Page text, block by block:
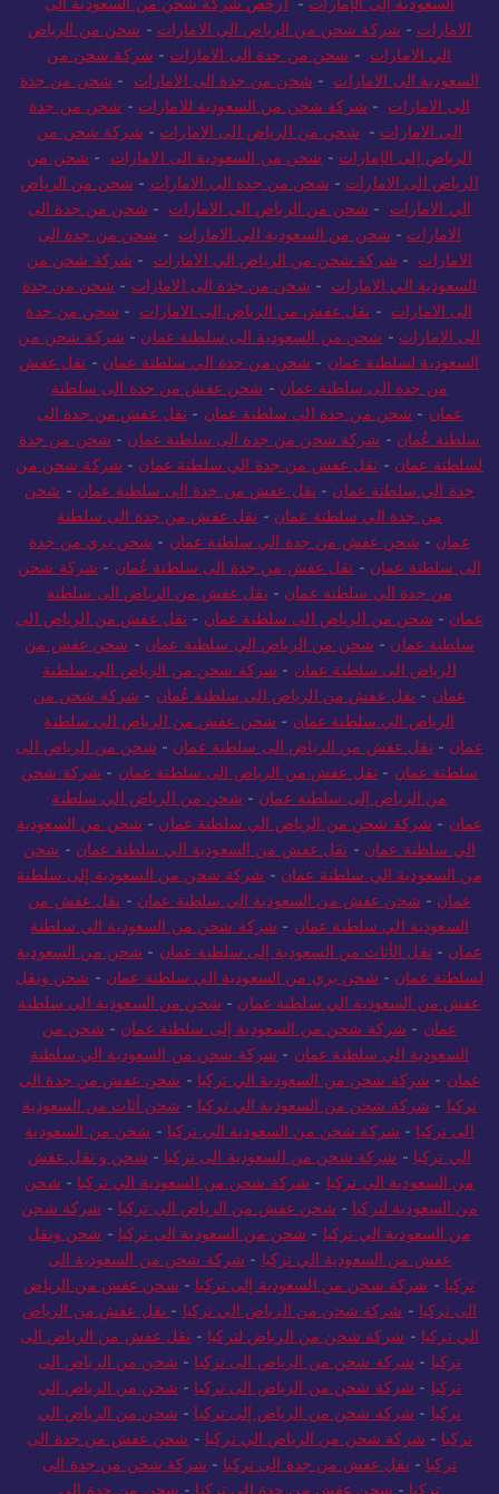
الامارات - شركة شحن من الرياض الي الامارات - شحن من الرياض
الي الامارات - شحن من جدة الى الامارات - شركة شحن من
السعودية الى الامارات - شحن من جدة الى الامارات - شحن من جدة
الى الامارات - شركة شحن من السعودية للامارات - شحن من جدة
الى الامارات - شحن من الرياض الى الامارات - شركة شحن من
الرياض إلى الإمارات - شحن من السعودية الى الامارات - شحن من
الرياض الى الامارات - شحن من جدة الى الامارات - شحن من الرياض
الي الامارات - شحن من الرياض الى الامارات - شحن من جدة الى
الامارات - شحن من السعودية الى الامارات - شحن من جدة الى
الامارات - شركة شحن من الرياض الي الامارات - شركة شحن من
السعودية الي الامارات - شحن من جدة الى الامارات - شحن من جدة
الى الامارات - نقل عفش من الرياض الى الامارات - شحن من جدة
الى الامارات - شحن من السعودية الى سلطنة عمان - شركة شحن من
السعودية لسلطنة عمان - شحن من جدة الي سلطنة عمان - نقل عفش
من جدة الى سلطنة عمان - شحن عفش من جدة الى سلطنة
عمان - شحن من جدة الى سلطنة عمان - نقل عفش من جدة الى
سلطنة عُمان - شركة شحن من جدة الى سلطنة عمان - شحن من جدة
لسلطنة عمان - نقل عفش من جدة الي سلطنة عمان - شركة شحن من
جدة الي سلطنة عمان - نقل عفش من جدة الى سلطنة عمان - شحن
من جدة الي سلطنة عمان - نقل عفش من جدة الى سلطنة
عمان - شحن عفش من جدة الي سلطنة عمان - شحن بري من جدة
الى سلطنة عمان - نقل عفش من جدة الى سلطنة عُمان - شركة شحن
من جدة الي سلطنة عمان - نقل عفش من الرياض الى سلطنة
عمان - شحن من الرياض الى سلطنة عمان - نقل عفش من الرياض الى
سلطنة عمان - شحن من الرياض الي سلطنة عمان - شحن عفش من
الرياض الى سلطنة عمان - شركة شحن من الرياض الي سلطنة
عمان - نقل عفش من الرياض الى سلطنة عُمان - شركة شحن من
الرياض الي سلطنة عمان - شحن عفش من الرياض الي سلطنة
عمان - نقل عفش من الرياض الى سلطنة عمان - شحن من الرياض الى
سلطنة عمان - نقل عفش من الرياض الى سلطنة عمان - شركة شحن
من الرياض إلى سلطنة عمان - شحن من الرياض الي سلطنة
عمان - شركة شحن من الرياض الي سلطنة عمان - شحن من السعودية
الي سلطنة عمان - نقل عفش من السعودية الي سلطنة عمان - شحن
من السعودية الي سلطنة عمان - شركة شحن من السعودية إلى سلطنة
عمان - شحن عفش من السعودية الي سلطنة عمان - نقل عفش من
السعودية الي سلطنة عمان - شركة شحن من السعودية الي سلطنة
عمان - نقل الأثاث من السعودية إلى سلطنة عمان - شحن من السعودية
لسلطنة عمان - شحن بري من السعودية الي سلطنة عمان - شحن ونقل
عفش من السعودية الي سلطنة عمان - شحن من السعودية الى سلطنة
عمان - شركة شحن من السعودية إلى سلطنة عمان - شحن من
السعودية الي سلطنة عمان - شركة شحن من السعودية الي سلطنة
عمان - شركة شحن من السعودية الي تركيا - شحن عفش من جدة الى
تركيا - شركة شحن من السعودية الي تركيا - شحن أثاث من السعودية
الى تركيا - شركة شحن من السعودية الي تركيا - شحن من السعودية
الي تركيا - شركة شحن من السعودية الى تركيا - شحن و نقل عفش
من السعودية الي تركيا - شركة شحن من السعودية الي تركيا - شحن
من السعودية لتركيا - شحن عفش من الرياض الى تركيا - شركة شحن
من السعودية الي تركيا - شحن من السعودية الى تركيا - شحن ونقل
عفش من السعودية الي تركيا - شركة شحن من السعودية الى
تركيا - شركة شحن من السعودية إلى تركيا - شحن عفش من الرياض
الى تركيا - شركة شحن من الرياض الي تركيا - نقل عفش من الرياض
الي تركيا - شركة شحن من الرياض لتركيا - نقل عفش من الرياض الى
تركيا - شركة شحن من الرياض الى تركيا - شحن من الرياض الى
تركيا - شركة شحن من الرياض الى تركيا - شحن من الرياض الي
تركيا - شركة شحن من الرياض إلى تركيا - شحن من الرياض الي
تركيا - شركة شحن من الرياض الي تركيا - شحن عفش من جدة الى
تركيا - نقل عفش من جدة الى تركيا - شركة شحن من جدة الى
تركيا - شحن عفش من جدة الي تركيا - شحن من جدة الى